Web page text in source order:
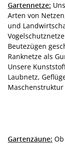
Gartennetze:
Arten von
und
Beutezügen
Ranknetze als
Unsere
Laubnetz,
Gartenzäune: